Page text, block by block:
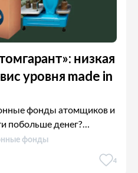
низкая
уровня made in
фонды атомщиков и
побольше денег?
фонды
4